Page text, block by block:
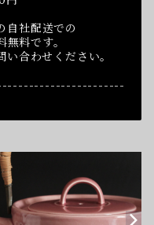
自社配送での
料です。
合わせください。